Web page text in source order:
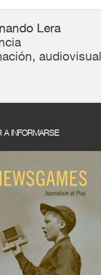
Lera
, audiovisual
A INFORMARSE